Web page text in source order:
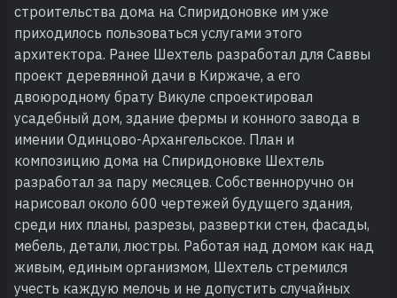
строительства дома на Спиридоновке им уже
приходилось пользоваться услугами этого
архитектора. Ранее Шехтель разработал для Саввы
проект деревянной дачи в Киржаче, а его
двоюродному брату Викуле спроектировал
усадебный дом, здание фермы и конного завода в
имении Одинцово-Архангельское. План и
композицию дома на Спиридоновке Шехтель
разработал за пару месяцев. Собственноручно он
нарисовал около 600 чертежей будущего здания,
среди них планы, разрезы, развертки стен, фасады,
мебель, детали, люстры. Работая над домом как над
живым, единым организмом, Шехтель стремился
учесть каждую мелочь и не допустить случайных